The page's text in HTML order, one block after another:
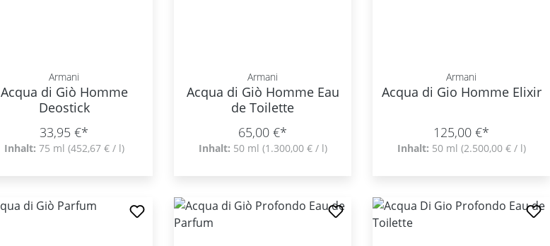
Armani
Acqua di Giò Homme
Deostick
33,95 €*
Inhalt: 75 ml (452,67 € / l)
Armani
Acqua di Giò Homme Eau
de Toilette
65,00 €*
Inhalt: 50 ml (1.300,00 € / l)
Armani
Acqua di Gio Homme Elixir
125,00 €*
Inhalt: 50 ml (2.500,00 € / l)